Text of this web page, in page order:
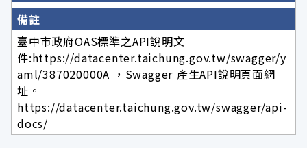
備註
臺中市政府OAS標準之API說明文
件:https://datacenter.taichung.gov.tw/swagger/y
aml/387020000A ，Swagger 產生API說明頁面網
址。
https://datacenter.taichung.gov.tw/swagger/api-
docs/